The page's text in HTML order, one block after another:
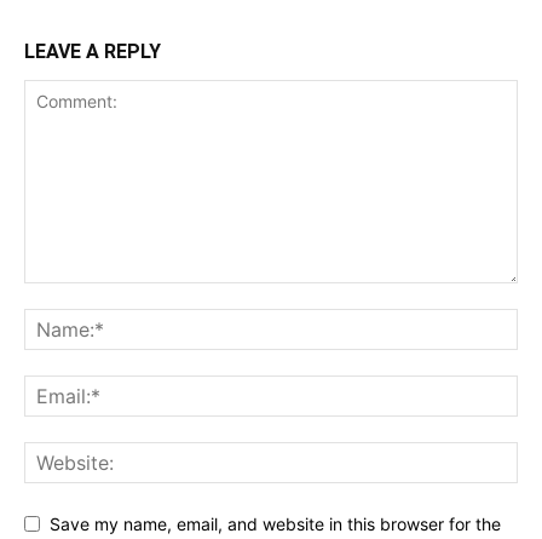
LEAVE A REPLY
Save my name, email, and website in this browser for the